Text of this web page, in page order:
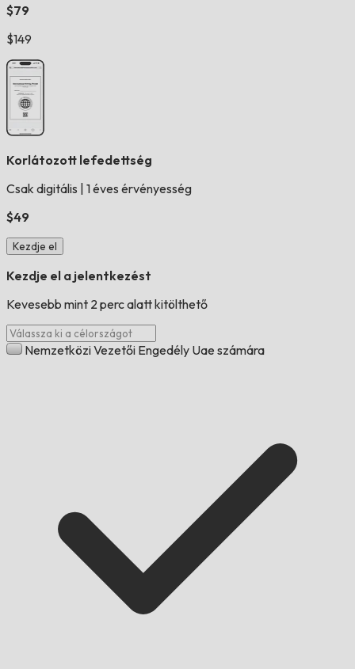
$79
$149
Korlátozott lefedettség
Csak digitális 1 éves érvényesség
$49
Kezdje el
Kezdje el a jelentkezést
Kevesebb mint 2 perc alatt kitölthető
Nemzetközi Vezetői Engedély Uae számára